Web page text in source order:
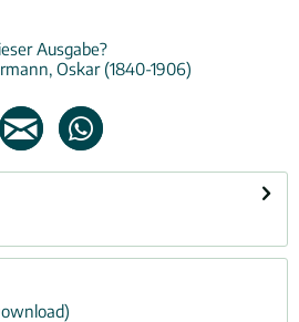
Ausgabe?
Oskar (1840-1906)